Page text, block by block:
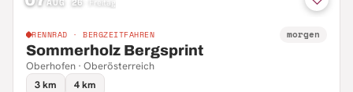
RENNRAD · BERGZEITFAHREN morgen
Sommerholz Bergsprint
Oberhofen · Oberösterreich
3 km
4 km